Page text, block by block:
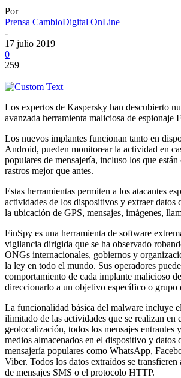
Por
Prensa CambioDigital OnLine
-
17 julio 2019
0
259
Los expertos de Kaspersky han descubierto
avanzada herramienta maliciosa de espionaje
Los nuevos implantes funcionan tanto en
Android, pueden monitorear la actividad en
populares de mensajería, incluso los que
rastros mejor que antes.
Estas herramientas permiten a los atacantes
actividades de los dispositivos y extraer datos
la ubicación de GPS, mensajes, imágenes,
FinSpy es una herramienta de software
vigilancia dirigida que se ha observado
ONGs internacionales, gobiernos y
la ley en todo el mundo. Sus operadores
comportamiento de cada implante malicioso
direccionarlo a un objetivo específico o grupo
La funcionalidad básica del malware incluye
ilimitado de las actividades que se realizan en
geolocalización, todos los mensajes entrantes
medios almacenados en el dispositivo y datos
mensajería populares como WhatsApp,
Viber. Todos los datos extraídos se transfieren
de mensajes SMS o el protocolo HTTP.